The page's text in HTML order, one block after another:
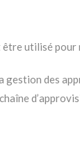
utilisé
gestion des